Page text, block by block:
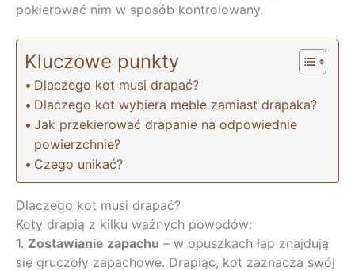
pokierować nim w sposób kontrolowany.
Kluczowe punkty
Dlaczego kot musi drapać?
Dlaczego kot wybiera meble zamiast drapaka?
Jak przekierować drapanie na odpowiednie
powierzchnie?
Czego unikać?
Dlaczego kot musi drapać?
Koty drapią z kilku ważnych powodów:
1. Zostawianie zapachu – w opuszkach łap znajdują
się gruczoły zapachowe. Drapiąc, kot zaznacza swój